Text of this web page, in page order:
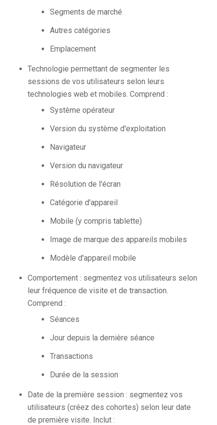
Segments de marché
Autres catégories
Emplacement
Technologie permettant de segmenter les
sessions de vos utilisateurs selon leurs
technologies web et mobiles. Comprend :
Système opérateur
Version du système d'exploitation
Navigateur
Version du navigateur
Résolution de l'écran
Catégorie d'appareil
Mobile (y compris tablette)
Image de marque des appareils mobiles
Modèle d'appareil mobile
Comportement : segmentez vos utilisateurs selon
leur fréquence de visite et de transaction.
Comprend :
Séances
Jour depuis la dernière séance
Transactions
Durée de la session
Date de la première session : segmentez vos
utilisateurs (créez des cohortes) selon leur date
de première visite. Inclut :